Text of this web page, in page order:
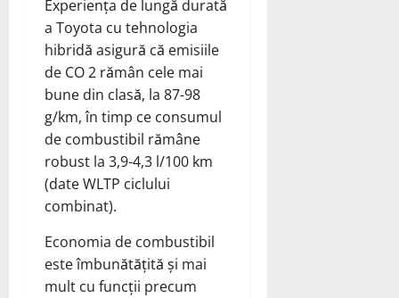
Experiența de lungă durată
a Toyota cu tehnologia
hibridă asigură că emisiile
de CO 2 rămân cele mai
bune din clasă, la 87-98
g/km, în timp ce consumul
de combustibil rămâne
robust la 3,9-4,3 l/100 km
(date WLTP ciclului
combinat).
Economia de combustibil
este îmbunătățită și mai
mult cu funcții precum